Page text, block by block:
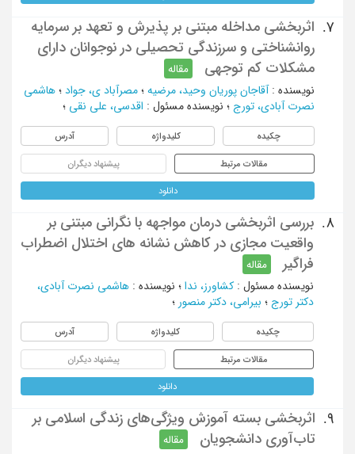
7.
اثربخشی مداخله مبتنی بر پذیرش و تعهد بر سرمایه
روانشناختی و سرزندگی تحصیلی در نوجوانان دارای
مشکلات کم توجهی
مقاله
نویسنده : آقاجان پوریان وحید، مرضیه ؛ مصرآباد ی، جواد ؛ هاشمی
نصرت آبادی، تورج ؛ نویسنده مسئول : اقدسی، علی نقی ؛
چکیده کلیدواژه آدرس
مقالات مرتبط پیشنهاد دیگران
دانلود
8.
بررسی اثربخشی درمان مواجهه با نگرانی مبتنی بر
واقعیت مجازی در کاهش نشانه های اختلال اضطراب
فراگیر
مقاله
نویسنده مسئول : کشاورز، ندا ؛ نویسنده : هاشمی نصرت آبادی،
دکتر تورج ؛ بیرامی، دکتر منصور ؛
چکیده کلیدواژه آدرس
مقالات مرتبط پیشنهاد دیگران
دانلود
9.
اثربخشی بسته آموزش ویژگی‌های زندگی اسلامی بر
تاب‌آوری دانشجویان
مقاله